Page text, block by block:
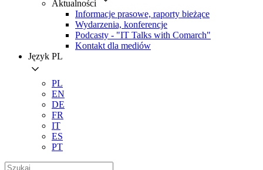
Aktualności
Informacje prasowe, raporty bieżące
Wydarzenia, konferencje
Podcasty - "IT Talks with Comarch"
Kontakt dla mediów
Język PL
PL
EN
DE
FR
IT
ES
PT